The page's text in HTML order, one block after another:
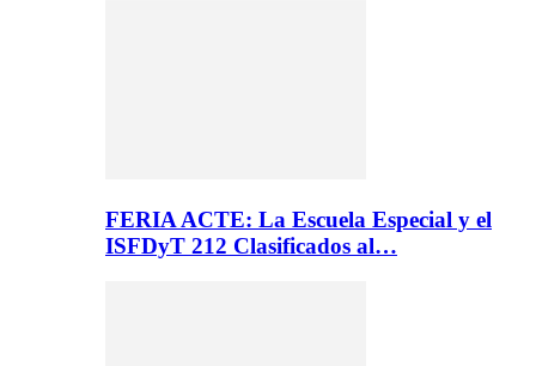
FERIA ACTE: La Escuela Especial y el
ISFDyT 212 Clasificados al…